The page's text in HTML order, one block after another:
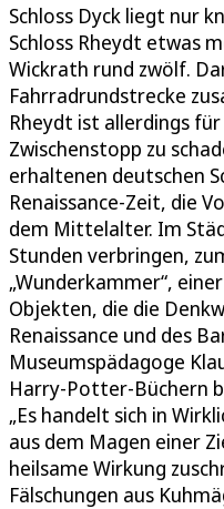
Schloss Dyck liegt nur
Schloss Rheydt etwas
Wickrath rund zwölf.
Fahrradrundstrecke
Rheydt ist allerdings
Zwischenstopp zu
erhaltenen deutschen
Renaissance-Zeit, die
dem Mittelalter. Im
Stunden verbringen,
„Wunderkammer“,
Objekten, die die
Renaissance und des
Museumspädagoge
Harry-Potter-Büchern
„Es handelt sich in
aus dem Magen einer
heilsame Wirkung
Fälschungen aus